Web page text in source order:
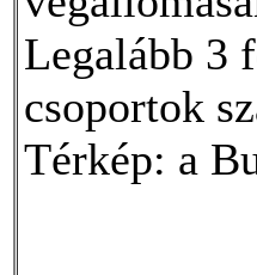
Legalább 3
csoportok
Térkép: a